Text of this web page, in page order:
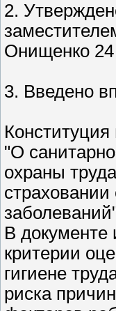
2.
Онищенко 24
3. Введено
"О
охраны
В документе
критерии
гигиене
риска